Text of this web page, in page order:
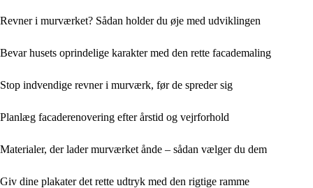
Revner i murværket? Sådan holder du øje med udviklingen
Bevar husets oprindelige karakter med den rette facademaling
Stop indvendige revner i murværk, før de spreder sig
Planlæg facaderenovering efter årstid og vejrforhold
Materialer, der lader murværket ånde – sådan vælger du dem
Giv dine plakater det rette udtryk med den rigtige ramme